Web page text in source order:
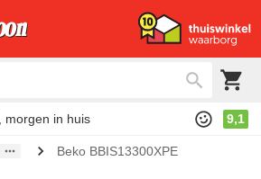
morgen in huis 9,1
Beko BBIS13300XPE